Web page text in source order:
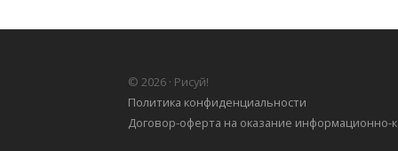
© 2026 · Рисуй!
Политика конфиденциальности
Договор-оферта на оказание информационно-